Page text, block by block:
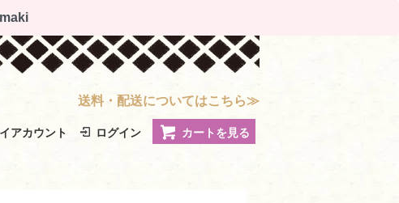
送料・配送についてはこちら≫
アカウント ログイン カートを見る